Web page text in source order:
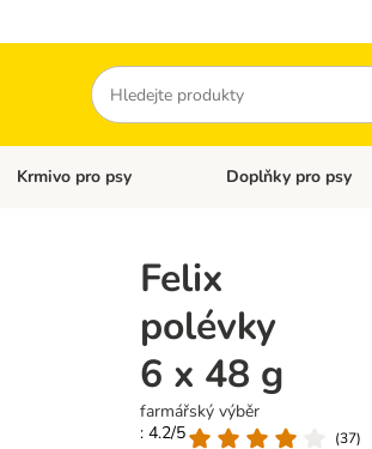
Hledat
Otevřít menu: Doplňky pro kočky
Krmivo pro psy Otevřít menu: Krmivo
Doplňky pro psy
Felix
polévky
6 x 48 g
farmářský výběr
: 4.2/5
(37)